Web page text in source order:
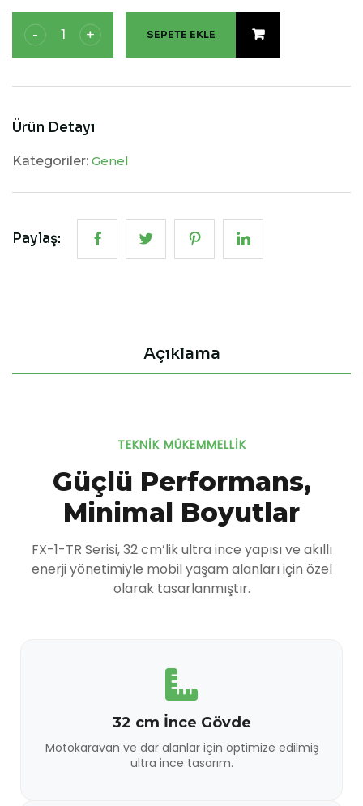
SEPETE EKLE
Kategoriler: Genel
Paylaş:
Açıklama
TEKNİK MÜKEMMELLİK
Güçlü Performans,
Minimal Boyutlar
FX-1-TR Serisi, 32 cm’lik ultra ince yapısı ve akıllı
enerji yönetimiyle mobil yaşam alanları için özel
olarak tasarlanmıştır.
32 cm İnce Gövde
Motokaravan ve dar alanlar için optimize edilmiş
ultra ince tasarım.